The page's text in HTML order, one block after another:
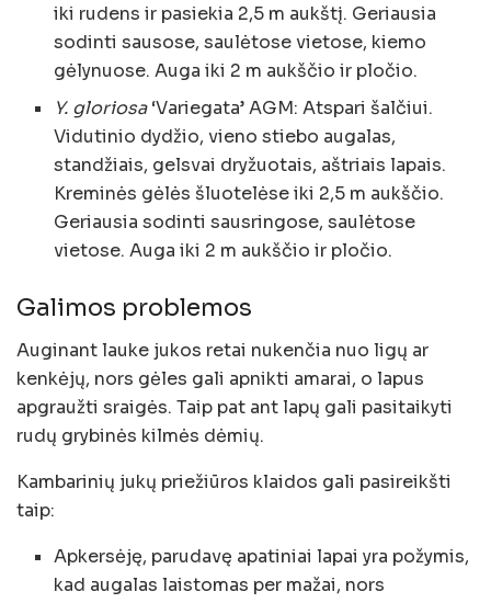
iki rudens ir pasiekia 2,5 m aukštį. Geriausia
sodinti sausose, saulėtose vietose, kiemo
gėlynuose. Auga iki 2 m aukščio ir pločio.
Y. gloriosa‘Variegata’ AGM: Atspari šalčiui.
Vidutinio dydžio, vieno stiebo augalas,
standžiais, gelsvai dryžuotais, aštriais lapais.
Kreminės gėlės šluotelėse iki 2,5 m aukščio.
Geriausia sodinti sausringose, saulėtose
vietose. Auga iki 2 m aukščio ir pločio.
Galimos problemos
Auginant lauke jukos retai nukenčia nuo ligų ar
kenkėjų, nors gėles gali apnikti amarai, o lapus
apgraužti sraigės. Taip pat ant lapų gali pasitaikyti
rudų grybinės kilmės dėmių.
Kambarinių jukų priežiūros klaidos gali pasireikšti
taip:
Apkersėję, parudavę apatiniai lapai yra požymis,
kad augalas laistomas per mažai, nors